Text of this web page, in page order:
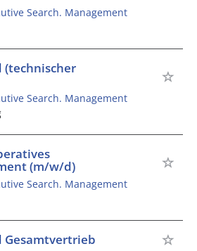
Search. Management
Search. Management
(m/w/d)
Search. Management